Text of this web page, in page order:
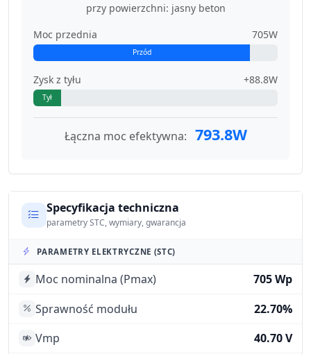
przy powierzchni: jasny beton
Moc przednia
705W
Przód
Zysk z tyłu +88.8W
Tył
Łączna moc efektywna: 793.8W
Specyfikacja techniczna
parametry STC, wymiary, gwarancja
PARAMETRY ELEKTRYCZNE (STC)
Moc nominalna (Pmax)
705 Wp
Sprawność modułu
22.70%
Vmp
40.70 V